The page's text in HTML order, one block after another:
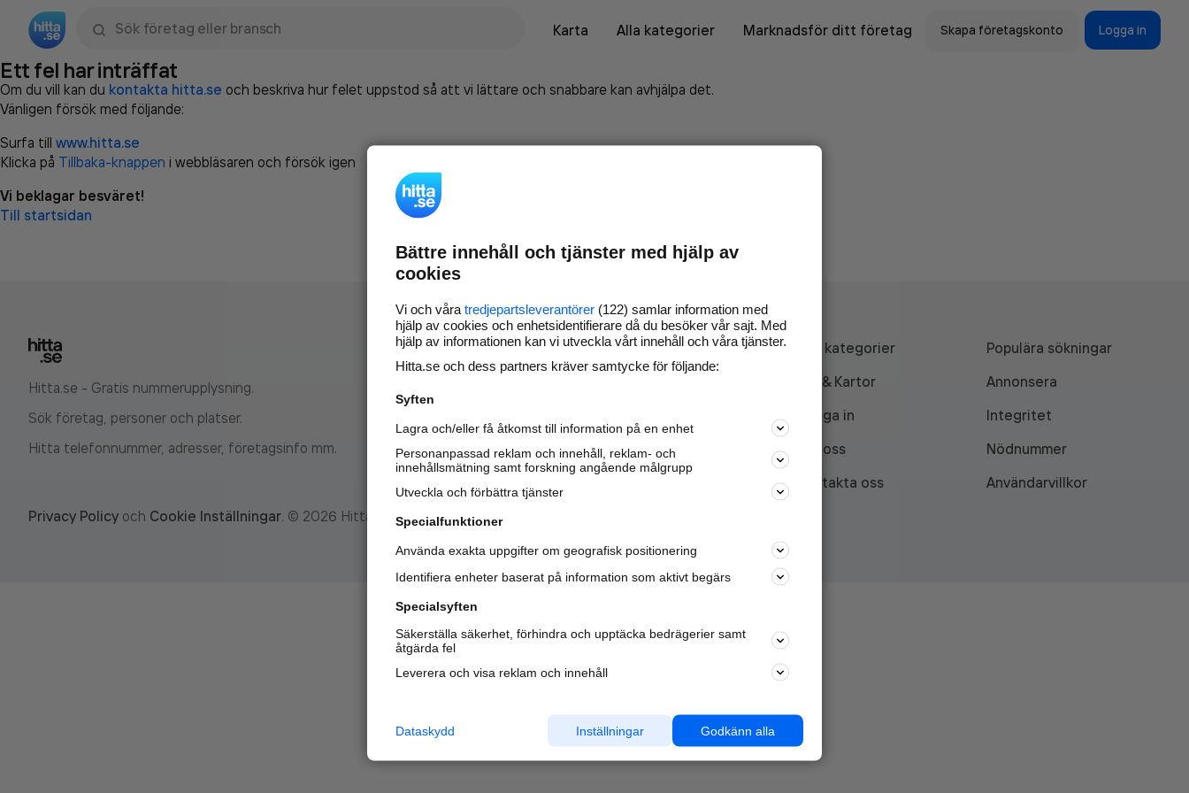
Karta
Alla kategorier Marknadsför ditt företag Skapa företagskonto Logga in
Ett fel har inträffat
Om du vill kan du kontakta hitta.se och beskriva hur felet uppstod så att vi lättare och snabbare kan avhjälpa det.
Vänligen försök med följande:
Surfa till www.hitta.se
Klicka på Tillbaka-knappen i webbläsaren och försök igen
Vi beklagar besväret!
Till startsidan
Hitta.se - Gratis nummerupplysning.
Sök företag, personer och platser.
Hitta telefonnummer, adresser, företagsinfo mm.
Marknadsför företaget på
nya kunder och
samarbetspartners nära dig.
Läs mer här
Alla kategorier
Populära sökningar
API & Kartor
Annonsera
Logga in
Integritet
Om oss
Nödnummer
Kontakta oss
Användarvillkor
Privacy Policy och Cookie Inställningar. © 2026 Hitta.se
Bättre innehåll och tjänster med hjälp av
cookies
Vi och våra tredjepartsleverantörer (122) samlar information med
hjälp av cookies och enhetsidentifierare då du besöker vår sajt. Med
hjälp av informationen kan vi utveckla vårt innehåll och våra tjänster.
Hitta.se och dess partners kräver samtycke för följande:
Syften
Lagra och/eller få åtkomst till information på en enhet
Personanpassad reklam och innehåll, reklam- och
innehållsmätning samt forskning angående målgrupp
Utveckla och förbättra tjänster
Specialfunktioner
Använda exakta uppgifter om geografisk positionering
Identifiera enheter baserat på information som aktivt begärs
Specialsyften
Säkerställa säkerhet, förhindra och upptäcka bedrägerier samt
åtgärda fel
Leverera och visa reklam och innehåll
Godkänn alla
Inställningar
Dataskydd